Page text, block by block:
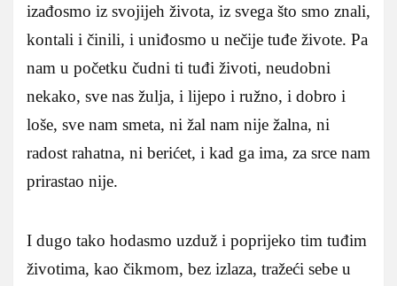
izađosmo iz svojijeh života, iz svega što smo znali,
kontali i činili, i uniđosmo u nečije tuđe živote. Pa
nam u početku čudni ti tuđi životi, neudobni
nekako, sve nas žulja, i lijepo i ružno, i dobro i
loše, sve nam smeta, ni žal nam nije žalna, ni
radost rahatna, ni berićet, i kad ga ima, za srce nam
prirastao nije.
I dugo tako hodasmo uzduž i poprijeko tim tuđim
životima, kao čikmom, bez izlaza, tražeći sebe u